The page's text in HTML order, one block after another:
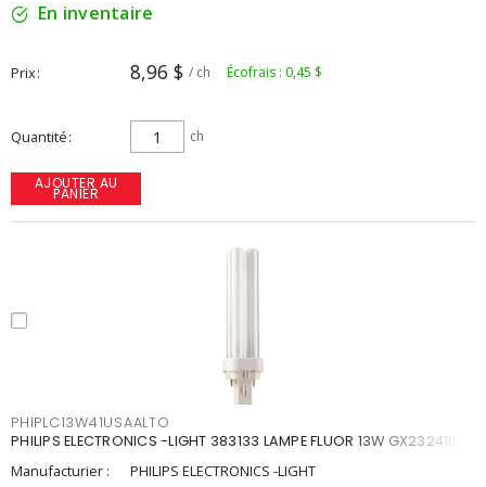
En inventaire
Prix 8,96 $ / ch Écofrais : 0,45 $
Quantité ch
AJOUTER AU
PANIER
PHIPLC13W41USAALTO
PHILIPS ELECTRONICS -LIGHT 383133 LAMPE FLUOR 13W GX2324100K
Manufacturier :
PHILIPS ELECTRONICS -LIGHT